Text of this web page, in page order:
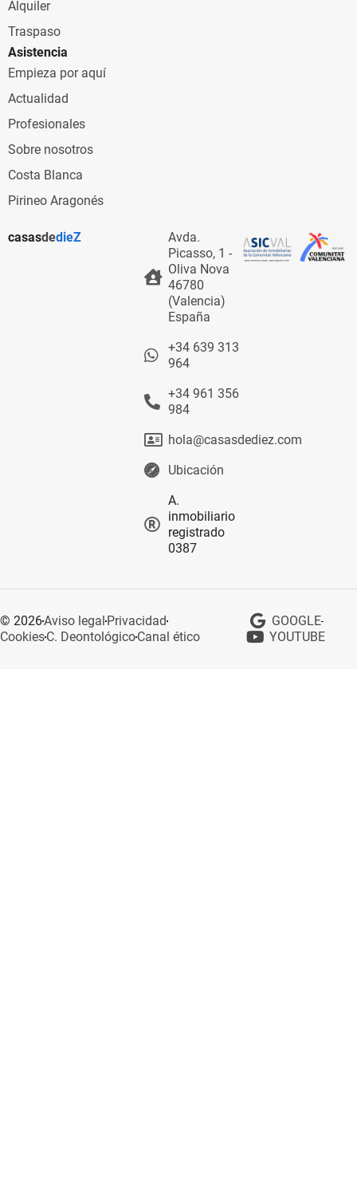
Alquiler
Traspaso
Asistencia
Empieza por aquí
Actualidad
Profesionales
Sobre nosotros
Costa Blanca
Pirineo Aragonés
casasdedieZ
Avda.
Picasso, 1 -
Oliva Nova
46780
(Valencia)
España
+34 639 313
964
+34 961 356
984
hola@casasdediez.com
Ubicación
A.
inmobiliario
registrado
0387
© 2026Aviso legal Privacidad
CookiesC. DeontológicoCanal ético
GOOGLE
YOUTUBE